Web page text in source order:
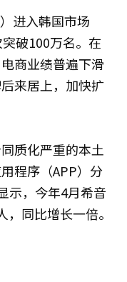
进入韩国市场
破100万名。在
商业绩普遍下滑
来居上，加快扩
质化严重的本土
程序（APP）分
示，今年4月希音
同比增长一倍。